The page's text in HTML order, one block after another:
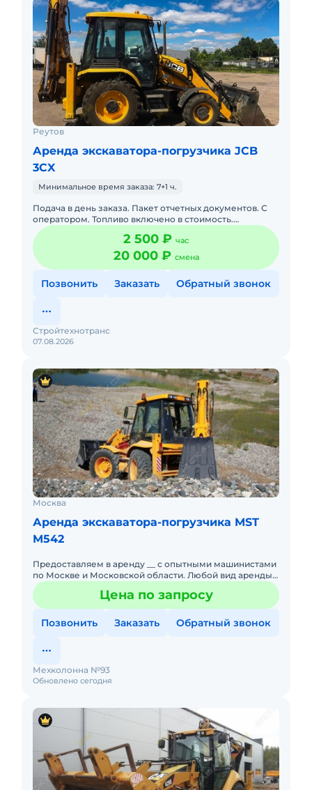
Реутов
Аренда экскаватора-погрузчика JCB
3CX
Минимальное время заказа: 7+1 ч.
Подача в день заказа. Пакет отчетных документов. С
оператором. Топливо включено в стоимость.
Долгосрочная аренда. Краткосрочная аренда. Техника
с малой наработк
2 500 ₽ час
20 000 ₽ смена
Позвонить Заказать Обратный звонок
07.08.2026
Стройтехнотранс
Москва
Аренда экскаватора-погрузчика MST
M542
Предоставляем в аренду __ с опытными машинистами
по Москве и Московской области. Любой вид аренды.
Долгосрочный, краткосрочный (почасовой,
посменный). При долгоЦена по запросу
Позвонить Заказать Обратный звонок
Обновлено сегодня
Мехколонна №93